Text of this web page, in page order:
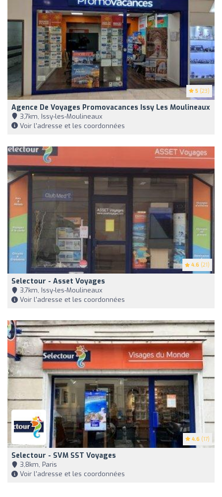
5 (23)
Agence De Voyages Promovacances Issy Les Moulineaux
3,7km, Issy-les-Moulineaux
Voir l'adresse et les coordonnées
4.6 (21)
Selectour - Asset Voyages
3,7km, Issy-les-Moulineaux
Voir l'adresse et les coordonnées
4.6 (17)
Selectour - SVM SST Voyages
3,8km, Paris
Voir l'adresse et les coordonnées